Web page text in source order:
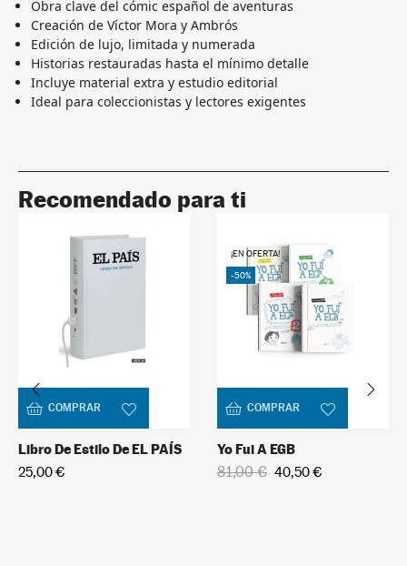
Obra clave del cómic español de aventuras
Creación de Víctor Mora y Ambrós
Edición de lujo, limitada y numerada
Historias restauradas hasta el mínimo detalle
Incluye material extra y estudio editorial
Ideal para coleccionistas y lectores exigentes
Recomendado para ti
COMPRAR
Libro De Estilo De EL PAÍS
25,00 €
¡EN OFERTA!
-50%
COMPRAR
Yo Fui A EGB
81,00 € 40,50 €